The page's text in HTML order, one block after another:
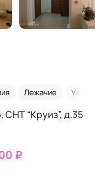
Лежачие Уход
“Круиз”, д.35
₽